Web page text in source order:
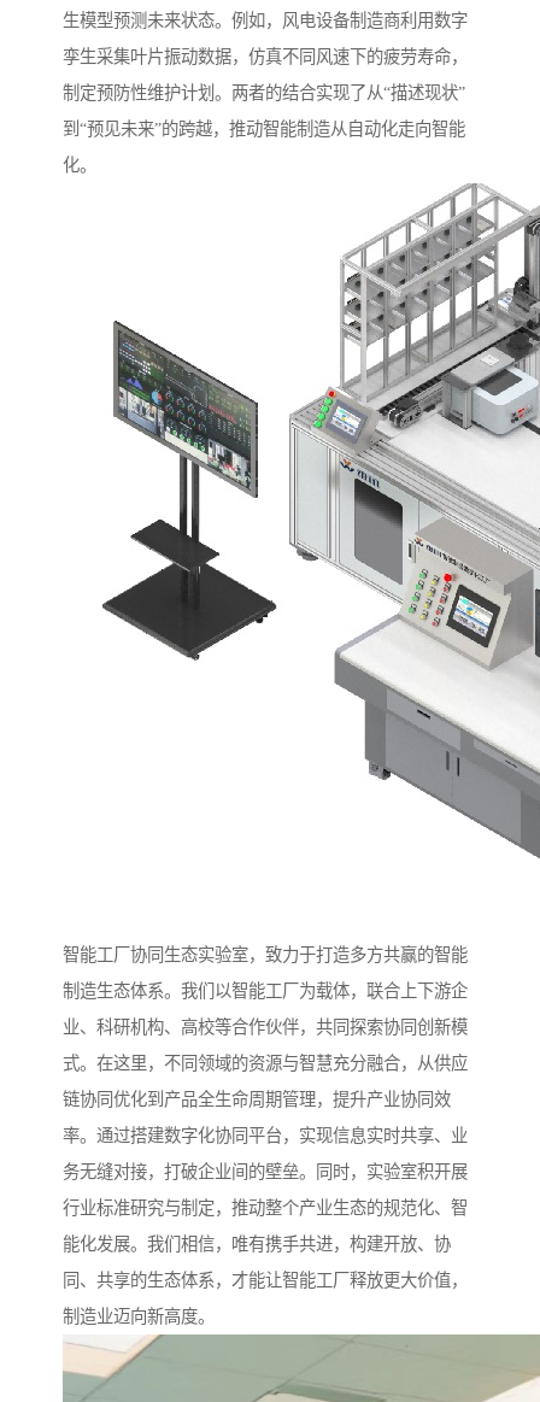
生模型预测未来状态。例如，风电设备制造商利用数字
孪生采集叶片振动数据，仿真不同风速下的疲劳寿命，
制定预防性维护计划。两者的结合实现了从“描述现状”
到“预见未来”的跨越，推动智能制造从自动化走向智能
化。
智能工厂协同生态实验室，致力于打造多方共赢的智能
制造生态体系。我们以智能工厂为载体，联合上下游企
业、科研机构、高校等合作伙伴，共同探索协同创新模
式。在这里，不同领域的资源与智慧充分融合，从供应
链协同优化到产品全生命周期管理，提升产业协同效
率。通过搭建数字化协同平台，实现信息实时共享、业
务无缝对接，打破企业间的壁垒。同时，实验室积开展
行业标准研究与制定，推动整个产业生态的规范化、智
能化发展。我们相信，唯有携手共进，构建开放、协
同、共享的生态体系，才能让智能工厂释放更大价值，
制造业迈向新高度。